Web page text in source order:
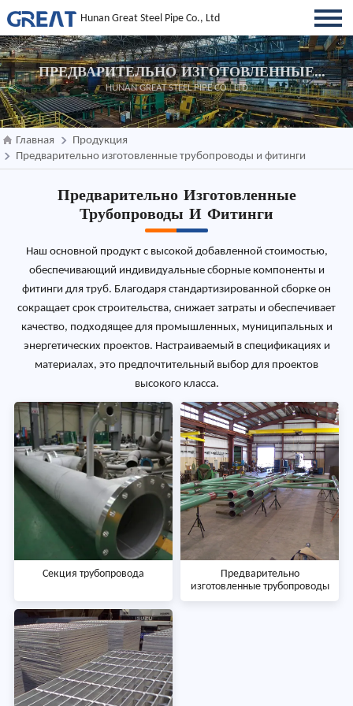
Hunan Great Steel Pipe Co., Ltd
ПРЕДВАРИТЕЛЬНО ИЗГОТОВЛЕННЫЕ
ТРУБОПРОВОДЫ И ФИТИНГИ
HUNAN GREAT STEEL PIPE CO., LTD
Главная
Продукция
Предварительно изготовленные трубопроводы и фитинги
Предварительно Изготовленные
Трубопроводы И Фитинги
Наш основной продукт с высокой добавленной стоимостью,
обеспечивающий индивидуальные сборные компоненты и
фитинги для труб. Благодаря стандартизированной сборке он
сокращает срок строительства, снижает затраты и обеспечивает
качество, подходящее для промышленных, муниципальных и
энергетических проектов. Настраиваемый в спецификациях и
материалах, это предпочтительный выбор для проектов
высокого класса.
Секция трубопровода
Предварительно
изготовленные трубопроводы